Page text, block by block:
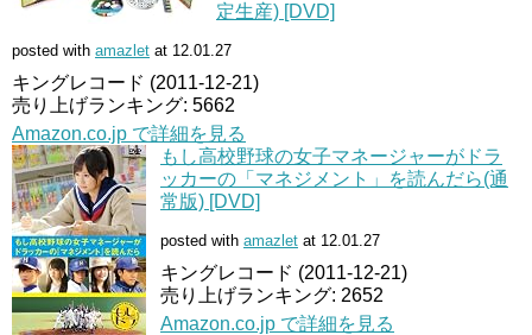
定生産) [DVD]
posted with amazlet at 12.01.27
キングレコード (2011-12-21)
売り上げランキング: 5662
Amazon.co.jp で詳細を見る
もし高校野球の女子マネージャーがドラ
ッカーの「マネジメント」を読んだら(通
常版) [DVD]
posted with amazlet at 12.01.27
キングレコード (2011-12-21)
売り上げランキング: 2652
Amazon.co.jp で詳細を見る